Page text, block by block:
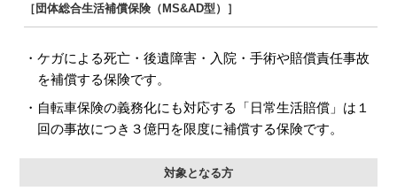
［団体総合生活補償保険（MS&AD型）］
ケガによる死亡・後遺障害・入院・手術や賠償責任事故
を補償する保険です。
自転車保険の義務化にも対応する「日常生活賠償」は１
回の事故につき３億円を限度に補償する保険です。
対象となる方